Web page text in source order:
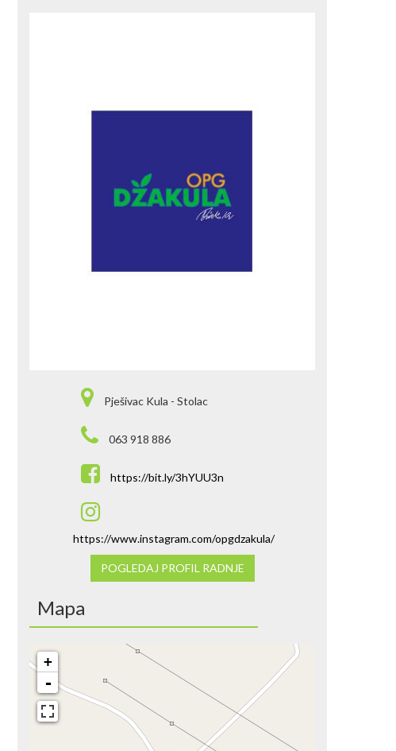
Pješivac Kula - Stolac
063 918 886
https://bit.ly/3hYUU3n
https://www.instagram.com/opgdzakula/
POGLEDAJ PROFIL RADNJE
Mapa
+
-